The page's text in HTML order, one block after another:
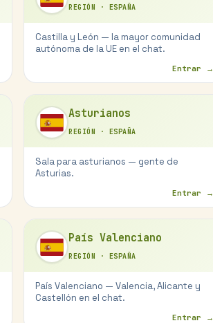
REGIÓN · ESPAÑA
Castilla y León — la mayor comunidad
autónoma de la UE en el chat.
Entrar →
Asturianos
REGIÓN · ESPAÑA
Sala para asturianos — gente de
Asturias.
Entrar →
País Valenciano
REGIÓN · ESPAÑA
País Valenciano — Valencia, Alicante y
Castellón en el chat.
Entrar →